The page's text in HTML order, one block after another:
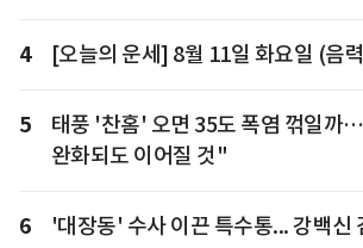
4 [오늘의 운세] 8월 11일 화요일 (음
5
태풍 '찬홈' 오면 35도 폭염 꺾일까
완화되도 이어질 것"
6 '대장동' 수사 이끈 특수통... 강백신